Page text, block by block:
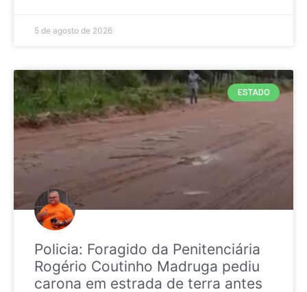
5 de agosto de 2026
ESTADO
Policia: Foragido da Penitenciária
Rogério Coutinho Madruga pediu
carona em estrada de terra antes